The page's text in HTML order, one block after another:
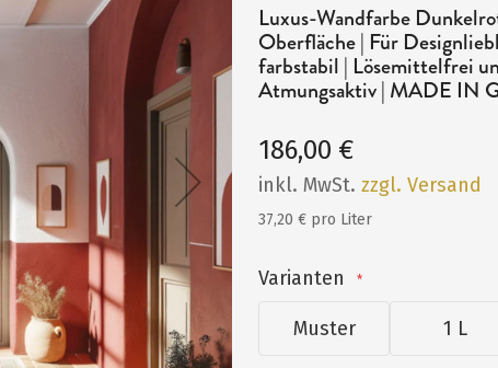
Luxus-Wandfarbe
Oberfläche | Für
farbstabil | Lösemittelfrei
Atmungsaktiv | MADE IN
186,00 €
inkl. MwSt.zzgl. Versand
37,20 € pro Liter
Varianten
Muster 1 L